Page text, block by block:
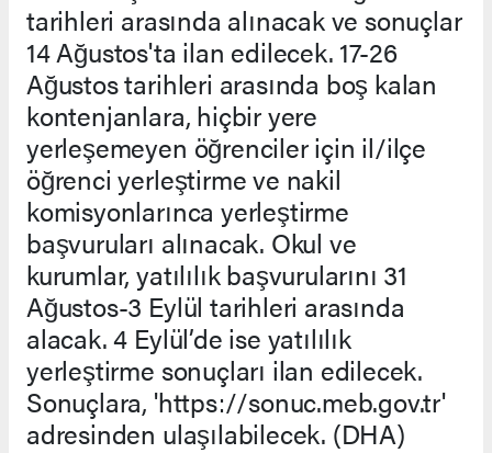
tarihleri arasında alınacak ve sonuçlar
14 Ağustos'ta ilan edilecek. 17-26
Ağustos tarihleri arasında boş kalan
kontenjanlara, hiçbir yere
yerleşemeyen öğrenciler için il/ilçe
öğrenci yerleştirme ve nakil
komisyonlarınca yerleştirme
başvuruları alınacak. Okul ve
kurumlar, yatılılık başvurularını 31
Ağustos-3 Eylül tarihleri arasında
alacak. 4 Eylül’de ise yatılılık
yerleştirme sonuçları ilan edilecek.
Sonuçlara, 'https://sonuc.meb.gov.tr'
adresinden ulaşılabilecek. (DHA)